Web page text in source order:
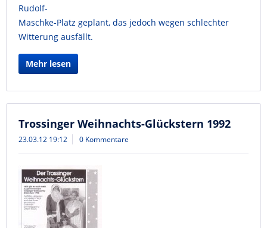
Rudolf-
Maschke-Platz geplant, das jedoch wegen schlechter
Witterung ausfällt.
Mehr lesen
Trossinger Weihnachts-Glückstern 1992
23.03.12 19:12 0 Kommentare